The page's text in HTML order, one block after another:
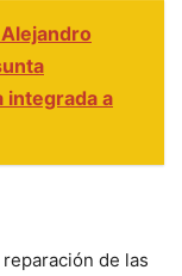
integrada a
de las